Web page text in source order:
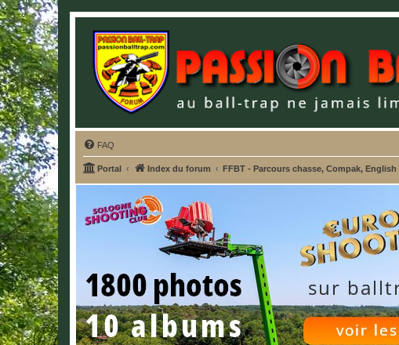
FAQ
Portal Index du forum FFBT - Parcours chasse, Compak,